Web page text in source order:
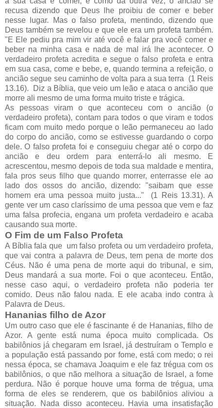
recusa dizendo que Deus lhe proibiu de comer e beber
nesse lugar. Mas o falso profeta, mentindo, dizendo que
Deus também se revelou e que ele era um profeta também.
"E Ele pediu pra mim vir até você e falar pra você comer e
beber na minha casa e nada de mal irá lhe acontecer. O
verdadeiro profeta acredita e segue o falso profeta e entra
em sua casa, come e bebe, e, quando termina a refeição, o
ancião segue seu caminho de volta para a sua terra (1 Reis
13.16). Diz a Bíblia, que veio um leão e ataca o ancião que
morre ali mesmo de uma forma muito triste e trágica.
As pessoas viram o que aconteceu com o ancião (o
verdadeiro profeta), contam para todos o que viram e todos
ficam com muito medo porque o leão permaneceu ao lado
do corpo do ancião, como se estivesse guardando o corpo
dele. O falso profeta foi e conseguiu chegar até o corpo do
ancião e deu ordem para enterrá-lo ali mesmo. E
acrescentou, mesmo depois de toda sua maldade e mentira,
fala pros seus filho que quando morrer, enterrasse ele ao
lado dos ossos do ancião, dizendo: "saibam que esse
homem era uma pessoa muito justa..." (1 Reis 13.31). A
gente ver um caso claríssimo de uma pessoa que vem e faz
uma falsa profecia, engana um profeta verdadeiro e acaba
causando sua morte.
O Fim de um Falso Profeta
A Bíblia fala que um falso profeta ou um verdadeiro profeta,
que vai contra a palavra de Deus, tem pena de morte dos
Céus. Não é uma pena de morte aqui do tribunal, e sim,
Deus mandará a sua morte. Foi o que aconteceu. Então,
nesse caso aqui, o verdadeiro profeta não poderia ter
comido. Deus não falou nada. E ele acaba indo contra à
Palavra de Deus.
Hananias filho de Azor
Um outro caso que ele é fascinante é de Hananias, filho de
Azor. A gente está numa época muito complicada. Os
babilônios já chegaram em Israel, já destruíram o Templo e
a população está passando por fome, está com medo; o rei
nessa época, se chamava Joaquim e ele faz trégua com os
babilônios, o que não melhora a situação de Israel, a fome
perdura. Não é porque houve uma forma de trégua, uma
forma de eles se renderem, que os babilônios aliviou a
situação. Nada disso aconteceu. Havia uma insatisfação